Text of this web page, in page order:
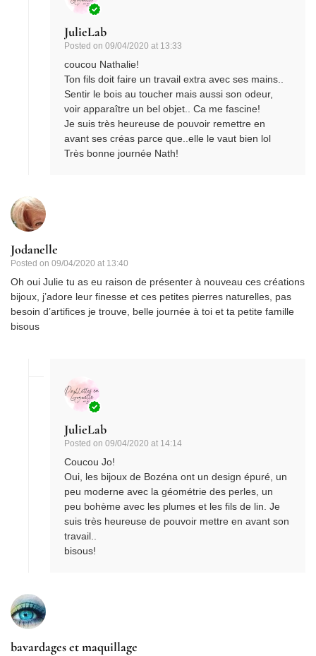
JulieLab
Posted on 09/04/2020 at 13:33
coucou Nathalie!
Ton fils doit faire un travail extra avec ses mains..
Sentir le bois au toucher mais aussi son odeur,
voir apparaître un bel objet.. Ca me fascine!
Je suis très heureuse de pouvoir remettre en
avant ses créas parce que..elle le vaut bien lol
Très bonne journée Nath!
Jodanelle
Posted on 09/04/2020 at 13:40
Oh oui Julie tu as eu raison de présenter à nouveau ces créations
bijoux, j’adore leur finesse et ces petites pierres naturelles, pas
besoin d’artifices je trouve, belle journée à toi et ta petite famille
bisous
JulieLab
Posted on 09/04/2020 at 14:14
Coucou Jo!
Oui, les bijoux de Bozéna ont un design épuré, un
peu moderne avec la géométrie des perles, un
peu bohème avec les plumes et les fils de lin. Je
suis très heureuse de pouvoir mettre en avant son
travail..
bisous!
bavardages et maquillage